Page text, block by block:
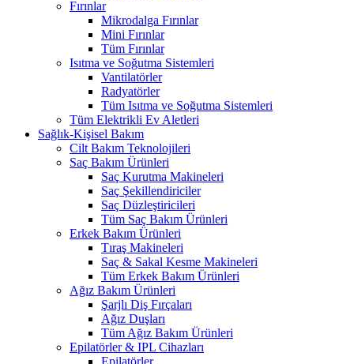
Fırınlar
Mikrodalga Fırınlar
Mini Fırınlar
Tüm Fırınlar
Isıtma ve Soğutma Sistemleri
Vantilatörler
Radyatörler
Tüm Isıtma ve Soğutma Sistemleri
Tüm Elektrikli Ev Aletleri
Sağlık-Kişisel Bakım
Cilt Bakım Teknolojileri
Saç Bakım Ürünleri
Saç Kurutma Makineleri
Saç Şekillendiriciler
Saç Düzleştiricileri
Tüm Saç Bakım Ürünleri
Erkek Bakım Ürünleri
Tıraş Makineleri
Saç & Sakal Kesme Makineleri
Tüm Erkek Bakım Ürünleri
Ağız Bakım Ürünleri
Şarjlı Diş Fırçaları
Ağız Duşları
Tüm Ağız Bakım Ürünleri
Epilatörler & IPL Cihazları
Epilatörler